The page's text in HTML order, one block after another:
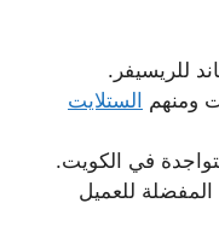
للريسيفر.
ومنهم الستلايت
في الكويت.
المفضلة للعميل